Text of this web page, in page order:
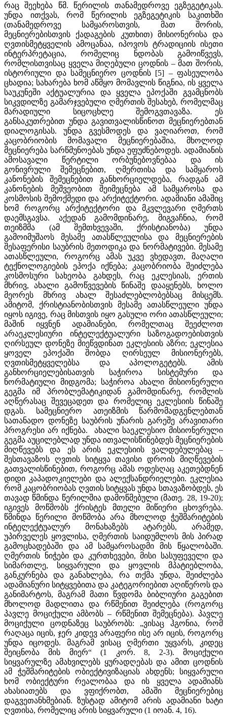
რაც შეეხება წმ. წერილის თანამედროვე ეგზეგეტიკას.
უნდა ითქვას, რომ წერილის ეგზეგეტიკის საკითხში
(თანამედროვე სამყაროსთვის, მათ შორის,
მეცნიერებისთვის ქადაგების კუთხით) მისიონერისა და
ღვთისმეტყველის ამოცანაა, იპოვოს ტრადიციის ისეთი
ინტერპრეტაცია, რომელიც ნდობას გამოიწვევს,
რომლისთვისაც ყველა მიღებული ცოდნის – მათ შორის,
ისტორიული და სამეცნიერო ცოდნის [5] – ფასეულობა
ცხადია; სახარება ხომ აწმყო მომავლის წიგნია, ის ყველა
საუკუნეში აქტუალურია და ყველა ეპოქაში გვამცნობს
სიკვდილზე გამარჯვებული ღმერთის შესახებ, რომელმაც
მარადიული სიცოცხლე შემოგვთავაზა. ეს
განსაკუთრებით უნდა გავითვალისწინოთ მეცნიერებთან
დიალოგისას. უნდა გვესმოდეს და ვაღიაროთ, რომ
კაცობრიობის მომავალი მეცნიერებაშია, მხოლოდ
მეცნიერება სარწმუნოებას უნდა ეფუძნებოდეს. ადამიანის
ამოსავალი წერტილი ორბუნებოვნებაა და ის
გონივრული შემეცნებით, ღმერთისა და სამყაროს
კანონების შემეცნებით განხორციელდება, რადგან ამ
კანონების მეშვეობით შეიმეცნება ამ სამყაროსა და
კოსმოსის შემოქმედი და არქიტექტორი. ადამიანი ამაშიც
ხომ როგორც არქიტექტორი და მკვლევარი ღმერთს
დაემსგავსა. აქედან გამომდინარე, მიგვაჩნია, რომ
თეიზმმა (ამ შემთხვევაში, ქრისტიანობა) უნდა
გამოიმუშაოს მესამე ათასწლეულისა და მეცნიერების
შესაფერისი საუბრის მეთოდიკა და ნორმატივები. მესამე
ათასწლეული, როგორც ამას უკვე ვხედავთ, მაღალი
ტექნოლოგიების ეპოქა იქნება; კაცობრიობა შეიძლება
კოსმოსური სახეობა გახდეს, რაც ეკლესიას, ერთის
მხრივ, ახალი გამოწვევების წინაშე დააყენებს, ხოლო
მეორეს მხრივ ახალ შესაძლებლობებსაც მისცემს.
ამიტომ, ქრისტიანობისთვის მესამე ათასწლეული უნდა
იყოს იგივე, რაც მისთვის იყო გასული ორი ათასწლეული;
მაშინ იყვნენ ადამიანები, რომელთაც შეეძლოთ
არაეკლესიური ინტელექტუალური საზოგადოებისთვის
ღირსეულ დონეზე მიეწვდინათ ეკლესიის აზრი; ეკლესია
ყოველ ეპოქაში შობდა ღირსეულ მისიონერებს,
ღვთისმეტყველებსა და აპოლოგეტებს. ამის
განხორციელებისათვის საჭიროა სისტემური და
ნორმატიული მიდგომა; საჭიროა ახალი მისიონერული
გეგმა იმ პრობლემატიკიდან გამომდინარე, რომლის
აღწერასაც შევეცადეთ და რომელიც ეკლესიის წინაშე
დგას. სამეცნიერო ათეიზმის წარმომადგენლებთან
სათანადო დონეზე საუბრის უნარის გარეშე არავითარი
პროგრესი არ იქნება. ახალი საეკლესიო მისიონერული
გეგმა აუცილებლად უნდა ითვალისწინებდეს მეცნიერების
მიღწევებს და ეს არის ეკლესიის ვალდებულებაც –
შესთავაზოს ღვთის სიტყვა თავისი დროის მიღწევების
გათვალისწინებით, როგორც ამას ოდესღაც აკეთებდნენ
დიდი კაპადოკიელები და ალექსანდრიელები. ეკლესია
რომ კაცობრიობას ღვთის სიტყვას უნდა სთავაზობდეს, ეს
თავად წმინდა წერილშია დამოწმებული (მათე. 28, 19-20);
იგივეს მოწმობს ქრისტეს მთელი მიწიერი ცხოვრება.
წმინდა წერილი მოწმობა არა მხოლოდ ჭეშმარიტების
ინტელექტუალურ მონახაზებს ატარებს, არამედ,
უპირველეს ყოვლისა, ღმერთის საიდუმლოს მის პირად
გამოცხადებაში და ამ სამყაროსადმი მის წყალობაში.
ღმერთის ნიჭები და კურთხევები, მისი სასუფეველი და
სიმართლე, სიყვარული და ყოვლის მპატიებლობა,
განკურნება და განახლება, რა თქმა უნდა, შეიძლება
ადამიანური სიტყვებითა და კატეგორიებით აღიწეროს და
განიმარტოს, მაგრამ მათი წვდომა ბიბლიური გაგებით
მხოლოდ მადლითა და რწმენით შეიძლება (როგორც
პავლე მოციქული ამბობს – რწმენით შემეცნება). პავლე
მოციქული ცოდნაზეც საუბრობს: „ვისაც ჰგონია, რომ
რაღაცა იცის, ჯერ კიდევ არაფერი ისე არ იცის, როგორც
უნდა იცოდეს. მაგრამ ვისაც ღმერთი უყვარს, კიდეც
შეიცნობა მის მიერ“ (1 კორ. 8, 2-3). მოციქული
სიყვარულზე ამახვილებს ყურადღებას და ამით ცოდნის
ამ ჭეშმარიტების ობიექტივიზაციას ახდენს; სიყვარული
ხომ ობიექტური რეალობაა და ის ყველა ადამიანს
ახასიათებს და ვფიქრობთ, ამაში მეცნიერებიც
დაგვეთანხმებიან. ზუსტად ამიტომ არის ადამიანი ხატი
ღვთისა, რომელიც არის სიყვარული (1 იოან. 4, 16).